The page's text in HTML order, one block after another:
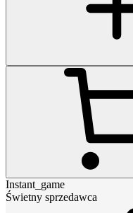
Instant_game
Świetny sprzedawca